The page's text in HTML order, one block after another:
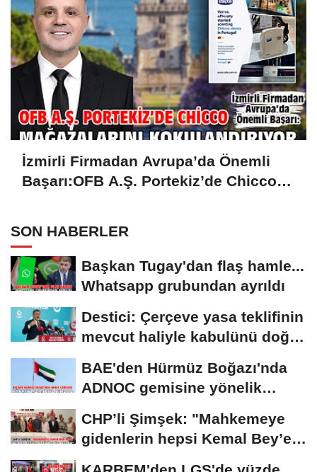
İzmirli Firmadan Avrupa’da Önemli
Başarı:OFB A.Ş. Portekiz’de Chicco
SON HABERLER
Başkan Tugay'dan flaş hamle...
Whatsapp grubundan ayrıldı
Destici: Çerçeve yasa teklifinin
mevcut haliyle kabulünü doğru
BAE'den Hürmüz Boğazı'nda
ADNOC gemisine yönelik
CHP’li Şimşek: "Mahkemeye
gidenlerin hepsi Kemal Bey’e